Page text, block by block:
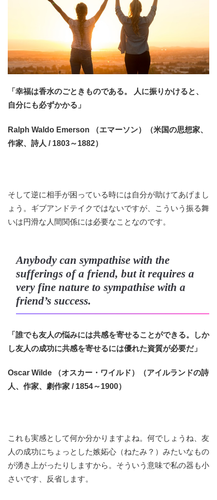
「幸福は香水のごときものである。 人に振りかけると、
自分にも必ずかかる」
Ralph Waldo Emerson （エマーソン）（米国の思想家、
作家、詩人 / 1803～1882）
そして逆に相手が困っている時には自分が助けてあげまし
ょう。ギブアンドテイクではないですが、こういう振る舞
いは円滑な人間関係には必要なことなのです。
Anybody can sympathise with the
sufferings of a friend, but it requires a
very fine nature to sympathise with a
friend’s success.
「誰でも友人の悩みには共感を寄せることができる。しか
し友人の成功に共感を寄せるには優れた資質が必要だ」
Oscar Wilde （オスカー・ワイルド）（アイルランドの詩
人、作家、劇作家 / 1854～1900）
これも実感として何か分かりますよね。何でしょうね、友
人の成功にちょっとした嫉妬心（ねたみ？）みたいなもの
が湧き上がったりしますから。そういう意味で私の器も小
さいです、反省します。